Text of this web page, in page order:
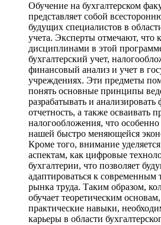
Обучение на бухгалтерском
представляет собой
будущих специалистов в
учета. Эксперты отмечают, что
дисциплинами в этой
бухгалтерский учет,
финансовый анализ и учет в
учреждениях. Эти предметы
понять основные принципы
разрабатывать и
отчетность, а также осваивать
налогообложения, что особенно
нашей быстро меняющейся
Кроме того, внимание
аспектам, как цифровые
бухгалтерии, что позволяет
адаптироваться к современным
рынка труда. Таким образом,
обучает теоретическим
практические навыки,
карьеры в области